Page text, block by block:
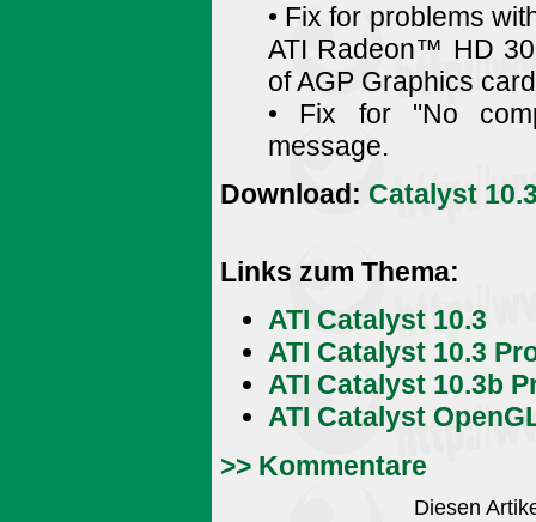
• Fix for problems
ATI Radeon™ HD
of AGP Graphics
• Fix for "No
message.
Download: Catalyst
Links zum Thema:
ATI Catalyst 10.3
ATI Catalyst 10.3
ATI Catalyst 10.3b
ATI Catalyst
>> Kommentare
Diesen